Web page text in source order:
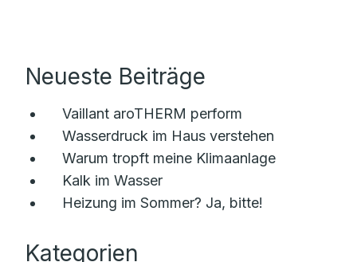
Neueste Beiträge
Vaillant aroTHERM perform
Wasserdruck im Haus verstehen
Warum tropft meine Klimaanlage
Kalk im Wasser
Heizung im Sommer? Ja, bitte!
Kategorien